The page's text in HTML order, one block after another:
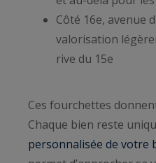
Côté 16e, avenue
valorisation
rive du 15e
Ces fourchettes
Chaque bien reste
personnalisée de votre